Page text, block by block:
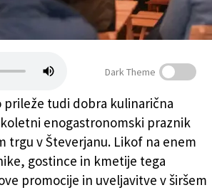
Dark Theme
prileže tudi dobra kulinarična
enogastronomski praznik
trgu v Števerjanu. Likof na enem
gostince in kmetije tega
promocije in uveljavitve v širšem